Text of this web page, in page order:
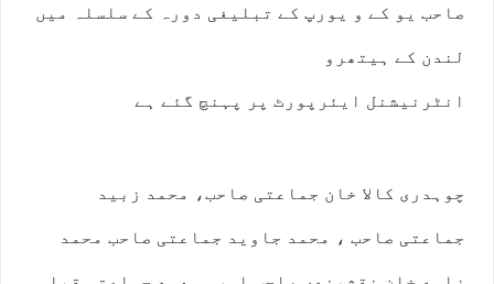
صاحب یو کے و یورپ کے تبلیغی دورہ کے سلسلہ میں
لندن کے ہیتھرو
انٹرنیشنل ایئرپورٹ پر پہنچ گئے ہے
چوہدری کالا خان جماعتی صاحب، محمد زبید
جماعتی صاحب ، محمد جاوید جماعتی صاحب محمد